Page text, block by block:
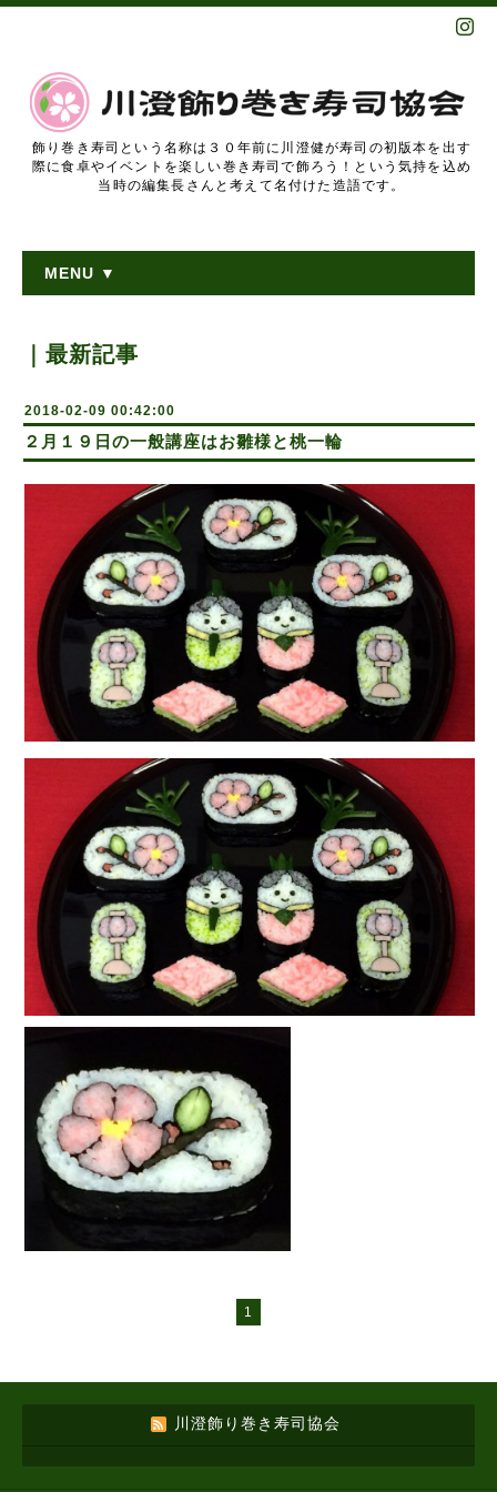
飾り巻き寿司という名称は３０年前に川澄健が寿司の初版本を出す
際に食卓やイベントを楽しい巻き寿司で飾ろう！という気持を込め
当時の編集長さんと考えて名付けた造語です。
MENU ▼
｜最新記事
2018-02-09 00:42:00
２月１９日の一般講座はお雛様と桃一輪
1
川澄飾り巻き寿司協会